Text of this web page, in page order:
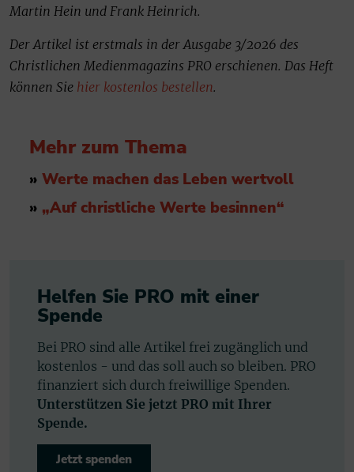
Martin Hein und Frank Heinrich.
Der Artikel ist erstmals in der Ausgabe 3/2026 des
Christlichen Medienmagazins PRO erschienen. Das Heft
können Sie hier kostenlos bestellen.
Mehr zum Thema
» Werte machen das Leben wertvoll
» „Auf christliche Werte besinnen“
Helfen Sie PRO mit einer
Spende
Bei PRO sind alle Artikel frei zugänglich und
kostenlos - und das soll auch so bleiben. PRO
finanziert sich durch freiwillige Spenden.
Unterstützen Sie jetzt PRO mit Ihrer
Spende.
Jetzt spenden